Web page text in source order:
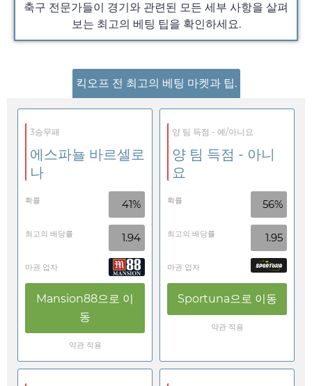
축구 전문가들이 경기와 관련된 모든 세부 사항을 살펴
보는 최고의 베팅 팁을 확인하세요.
킥오프 전 최고의 베팅 마켓과 팁.
3승무패
에스파뇰 바르셀로
나
확률 41%
최고의 배당률 1.94
마권 업자
Mansion88으로 이
동
약관 적용
양 팀 득점 - 예/아니요
양 팀 득점 - 아니
요
확률 56%
최고의 배당률 1.95
마권 업자
Sportuna으로 이동
약관 적용